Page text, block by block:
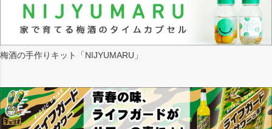
梅酒の手作りキット「NIJYUMARU」